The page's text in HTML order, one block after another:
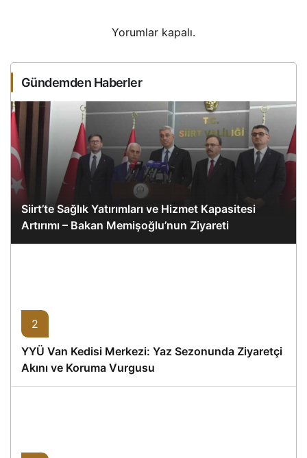
Yorumlar kapalı.
Gündemden Haberler
Siirt’te Sağlık Yatırımları ve Hizmet Kapasitesi
Artırımı – Bakan Memişoğlu’nun Ziyareti
2
YYÜ Van Kedisi Merkezi: Yaz Sezonunda Ziyaretçi
Akını ve Koruma Vurgusu